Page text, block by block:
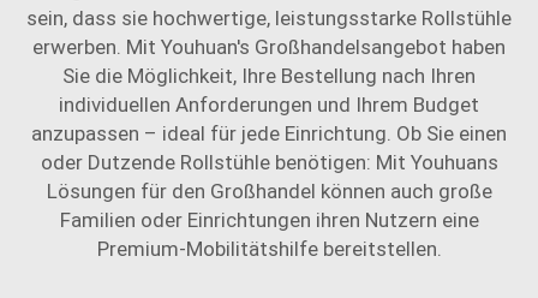
sein, dass sie hochwertige, leistungsstarke Rollstühle
erwerben. Mit Youhuan's Großhandelsangebot haben
Sie die Möglichkeit, Ihre Bestellung nach Ihren
individuellen Anforderungen und Ihrem Budget
anzupassen – ideal für jede Einrichtung. Ob Sie einen
oder Dutzende Rollstühle benötigen: Mit Youhuans
Lösungen für den Großhandel können auch große
Familien oder Einrichtungen ihren Nutzern eine
Premium-Mobilitätshilfe bereitstellen.